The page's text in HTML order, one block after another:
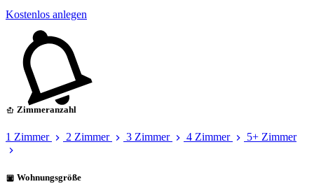
Kostenlos anlegen
Zimmeranzahl
1 Zimmer 2 Zimmer 3 Zimmer 4 Zimmer 5+ Zimmer
Wohnungsgröße